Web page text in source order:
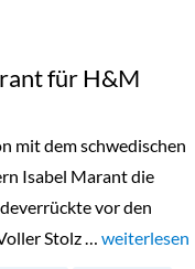
für H&M
mit dem schwedischen
Isabel Marant die
vor den
Stolz … „Designer
weiterlesen